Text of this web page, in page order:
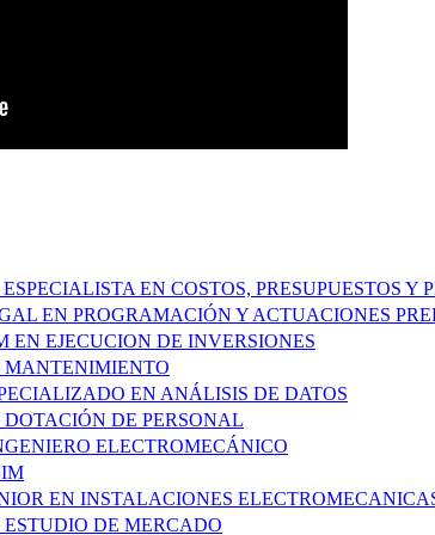
EN COSTOS, PRESUPUESTOS Y
EN PROGRAMACIÓN Y ACTUACIONES
EN EJECUCION DE INVERSIONES
MANTENIMIENTO
EN ANÁLISIS DE DATOS
DE PERSONAL
ELECTROMECÁNICO
EN INSTALACIONES
DE MERCADO